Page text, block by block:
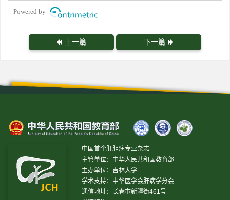
Powered by
上一篇 下一篇
中国首个肝胆病专业杂志
主管单位：中华人民共和国教育部
主办单位：吉林大学
学术支持：中华医学会肝病学分会
通信地址：长春市新疆街461号